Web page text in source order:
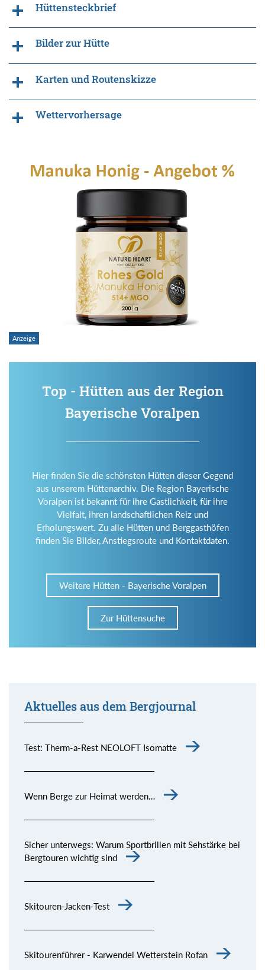
Hüttensteckbrief
Bilder zur Hütte
Karten und Routenskizze
Wettervorhersage
Top - Hütten aus der Region
Bayerische Voralpen
Hier finden Sie die schönsten Hütten dieser Gegend
aus unserem Hüttenarchiv. Die Region Bayerische
Voralpen ist bekannt für ihre Gastlichkeit, für ihre
Vielfalt, ihren landschaftlichen Reiz und
Erholungswert. Zu alle Hütten und Berggasthöfen
finden Sie Bilder, Anstiegsroute und Kontaktdaten.
Weitere Hütten - Bayerische Voralpen
Zur Hüttensuche
Aktuelles aus dem Bergjournal
Test: Therm-a-Rest NEOLOFT Isomatte
Wenn Berge zur Heimat werden…
Sicher unterwegs: Warum Sportbrillen mit Sehstärke bei
Bergtouren wichtig sind
Skitouren-Jacken-Test
Skitourenführer - Karwendel Wetterstein Rofan